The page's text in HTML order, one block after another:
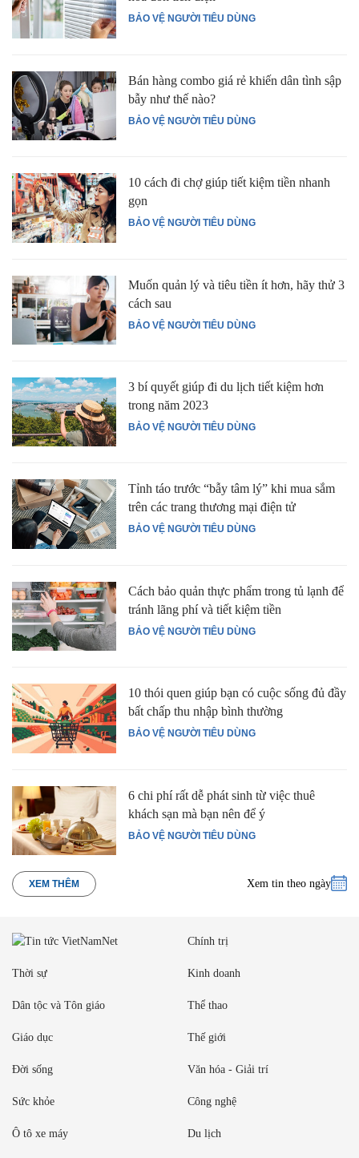
BẢO VỆ NGƯỜI TIÊU DÙNG
BẢO VỆ NGƯỜI TIÊU DÙNG
Bán hàng combo giá rẻ khiến dân tình sập
bẫy như thế nào?
BẢO VỆ NGƯỜI TIÊU DÙNG
10 cách đi chợ giúp tiết kiệm tiền nhanh
gọn
BẢO VỆ NGƯỜI TIÊU DÙNG
Muốn quản lý và tiêu tiền ít hơn, hãy thử 3
cách sau
BẢO VỆ NGƯỜI TIÊU DÙNG
3 bí quyết giúp đi du lịch tiết kiệm hơn
trong năm 2023
BẢO VỆ NGƯỜI TIÊU DÙNG
Tỉnh táo trước “bẫy tâm lý” khi mua sắm
trên các trang thương mại điện tử
BẢO VỆ NGƯỜI TIÊU DÙNG
Cách bảo quản thực phẩm trong tủ lạnh để
tránh lãng phí và tiết kiệm tiền
BẢO VỆ NGƯỜI TIÊU DÙNG
10 thói quen giúp bạn có cuộc sống đủ đầy
bất chấp thu nhập bình thường
BẢO VỆ NGƯỜI TIÊU DÙNG
6 chi phí rất dễ phát sinh từ việc thuê
khách sạn mà bạn nên để ý
XEM THÊM Xem tin theo ngày
Chính trị
Thời sự Kinh doanh
Dân tộc và Tôn giáo Thể thao
Giáo dục Thế giới
Đời sống Văn hóa - Giải trí
Sức khỏe Công nghệ
Ô tô xe máy Du lịch